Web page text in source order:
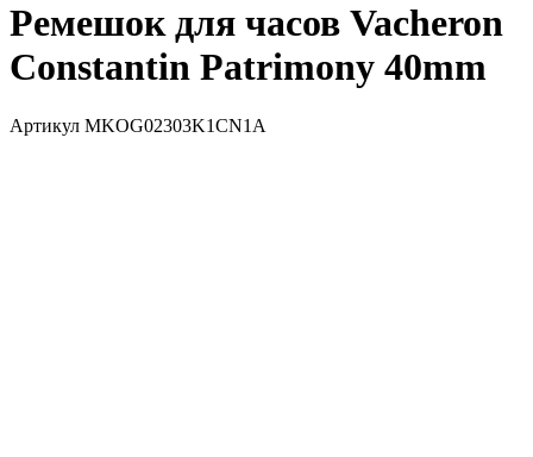
Ремешок для часов Vacheron
Constantin Patrimony 40mm
Артикул MKOG02303K1CN1A